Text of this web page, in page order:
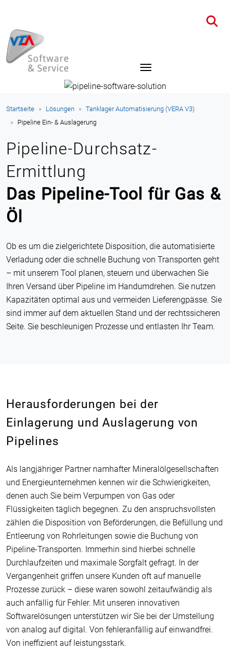
Startseite Lösungen
Tanklager Automatisierung (VERA V3)
Pipeline Ein- & Auslagerung
Pipeline-Durchsatz-
Ermittlung
Das Pipeline-Tool für Gas &
Öl
Ob es um die zielgerichtete Disposition, die automatisierte
Verladung oder die schnelle Buchung von Transporten geht
– mit unserem Tool planen, steuern und überwachen Sie
Ihren Versand über Pipeline im Handumdrehen. Sie nutzen
Kapazitäten optimal aus und vermeiden Lieferengpässe. Sie
sind immer auf dem aktuellen Stand und der rechtssicheren
Seite. Sie beschleunigen Prozesse und entlasten Ihr Team.
Herausforderungen bei der
Einlagerung und Auslagerung von
Pipelines
Als langjähriger Partner namhafter Mineralölgesellschaften
und Energieunternehmen kennen wir die Schwierigkeiten,
denen auch Sie beim Verpumpen von Gas oder
Flüssigkeiten täglich begegnen. Zu den anspruchsvollsten
zählen die Disposition von Beförderungen, die Befüllung und
Entleerung von Rohrleitungen sowie die Buchung von
Pipeline-Transporten. Immerhin sind hierbei schnelle
Durchlaufzeiten und maximale Sorgfalt gefragt. In der
Vergangenheit griffen unsere Kunden oft auf manuelle
Prozesse zurück – diese waren sowohl zeitaufwändig als
auch anfällig für Fehler. Mit unseren innovativen
Softwarelösungen unterstützen wir Sie bei der Umstellung
von analog auf digital. Von fehleranfällig auf einwandfrei.
Von ineffizient auf leistungsstark.